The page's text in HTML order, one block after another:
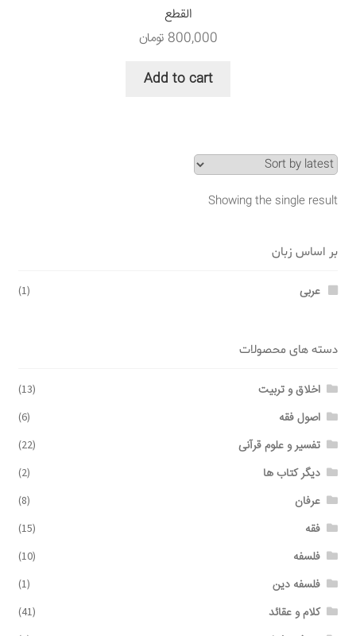
القطع
800,000 تومان
Add to cart
Showing the single result
بر اساس زبان
عربی (1)
دسته های محصولات
اخلاق و تربیت (13)
اصول فقه (6)
تفسیر و علوم قرآنی (22)
دیگر کتاب ها (2)
عرفان (8)
فقه (15)
فلسفه (10)
فلسفه دین (1)
کلام و عقائد (41)